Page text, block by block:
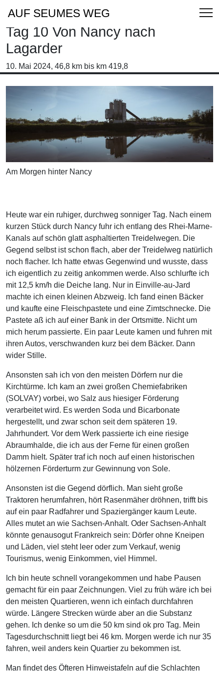
AUF SEUMES WEG
Heute war ein ruhiger, durchweg sonniger Tag. Nach einem
kurzen Stück durch Nancy fuhr ich entlang des Rhei-Marne-
Kanals auf schön glatt asphaltierten Treidelwegen. Die
Gegend selbst ist schon flach, aber der Treidelweg natürlich
noch flacher. Ich hatte etwas Gegenwind und wusste, dass
ich eigentlich zu zeitig ankommen werde. Also schlurfte ich
mit 12,5 km/h die Deiche lang. Nur in Einville-au-Jard
machte ich einen kleinen Abzweig. Ich fand einen Bäcker
und kaufte eine Fleischpastete und eine Zimtschnecke. Die
Pastete aß ich auf einer Bank in der Ortsmitte. Nicht um
mich herum passierte. Ein paar Leute kamen und fuhren mit
ihren Autos, verschwanden kurz bei dem Bäcker. Dann
wider Stille.
Ansonsten sah ich von den meisten Dörfern nur die
Kirchtürme. Ich kam an zwei großen Chemiefabriken
(SOLVAY) vorbei, wo Salz aus hiesiger Förderung
verarbeitet wird. Es werden Soda und Bicarbonate
hergestellt, und zwar schon seit dem späteren 19.
Jahrhundert. Vor dem Werk passierte ich eine riesige
Abraumhalde, die ich aus der Ferne für einen großen
Damm hielt. Später traf ich noch auf einen historischen
hölzernen Förderturm zur Gewinnung von Sole.
Ansonsten ist die Gegend dörflich. Man sieht große
Traktoren herumfahren, hört Rasenmäher dröhnen, trifft bis
auf ein paar Radfahrer und Spaziergänger kaum Leute.
Alles mutet an wie Sachsen-Anhalt. Oder Sachsen-Anhalt
könnte genausogut Frankreich sein: Dörfer ohne Kneipen
und Läden, viel steht leer oder zum Verkauf, wenig
Tourismus, wenig Einkommen, viel Himmel.
Ich bin heute schnell vorangekommen und habe Pausen
gemacht für ein paar Zeichnungen. Viel zu früh wäre ich bei
den meisten Quartieren, wenn ich einfach durchfahren
würde. Längere Strecken würde aber an die Substanz
gehen. Ich denke so um die 50 km sind ok pro Tag. Mein
Tagesdurchschnitt liegt bei 46 km. Morgen werde ich nur 35
fahren, weil anders kein Quartier zu bekommen ist.
Man findet des Öfteren Hinweistafeln auf die Schlachten
Am Morgen hinter Nancy
Tag 10 Von Nancy nach
Lagarder
10. Mai 2024, 46,8 km bis km 419,8